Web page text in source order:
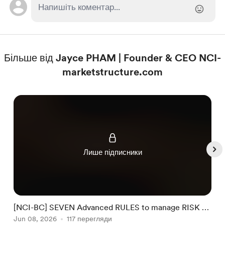
Більше від Jayce PHAM | Founder & CEO NCI-
marketstructure.com
Лише підписники
[NCI-BC] SEVEN Advanced RULES to manage RISK by
NCI #32
Jun 08, 2026 117 перегляди